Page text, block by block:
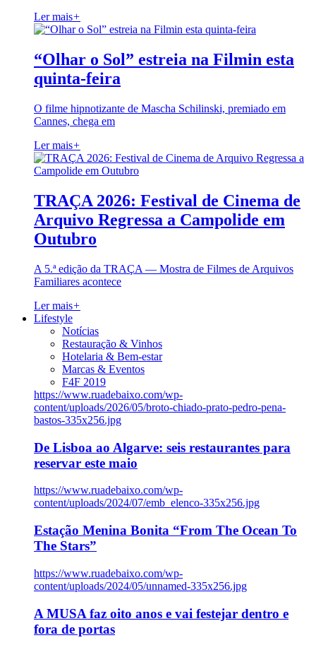
Ler mais+
“Olhar o Sol” estreia na Filmin esta
quinta-feira
O filme hipnotizante de Mascha Schilinski, premiado em
Cannes, chega em
Ler mais+
TRAÇA 2026: Festival de Cinema de
Arquivo Regressa a Campolide em
Outubro
A 5.ª edição da TRAÇA — Mostra de Filmes de Arquivos
Familiares acontece
Ler mais+
Lifestyle
Notícias
Restauração & Vinhos
Hotelaria & Bem-estar
Marcas & Eventos
F4F 2019
https://www.ruadebaixo.com/wp-
content/uploads/2026/05/broto-chiado-prato-pedro-pena-
bastos-335x256.jpg
De Lisboa ao Algarve: seis restaurantes para
reservar este maio
https://www.ruadebaixo.com/wp-
content/uploads/2024/07/emb_elenco-335x256.jpg
Estação Menina Bonita “From The Ocean To
The Stars”
https://www.ruadebaixo.com/wp-
content/uploads/2024/05/unnamed-335x256.jpg
A MUSA faz oito anos e vai festejar dentro e
fora de portas